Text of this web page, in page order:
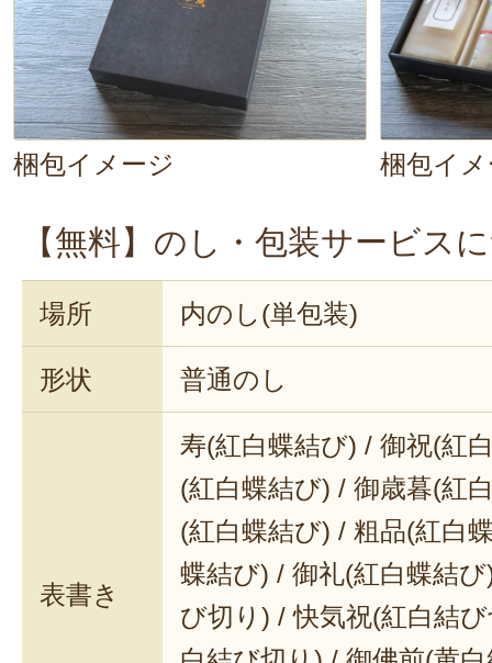
梱包イメージ 梱包イ
【無料】のし・包装サービス
場所 内のし(単包装)
形状 普通のし
表書き
寿(紅白蝶結び) / 御祝(紅
(紅白蝶結び) / 御歳暮(紅
(紅白蝶結び) / 粗品(紅白
蝶結び) / 御礼(紅白蝶結
び切り) / 快気祝(紅白結